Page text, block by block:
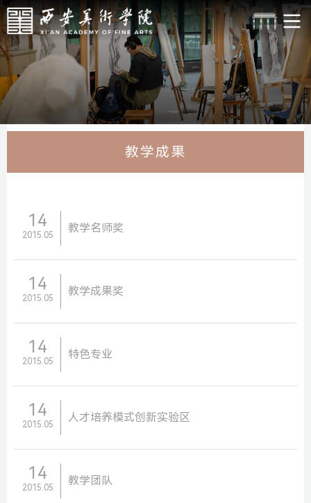
教学成果
14
2015.05
教学名师奖
14
2015.05
教学成果奖
14
2015.05
特色专业
14
2015.05
人才培养模式创新实验区
14
2015.05
教学团队